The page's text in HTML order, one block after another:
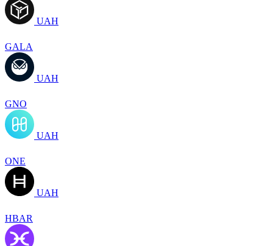
UAH
GALA
UAH
GNO
UAH
ONE
UAH
HBAR